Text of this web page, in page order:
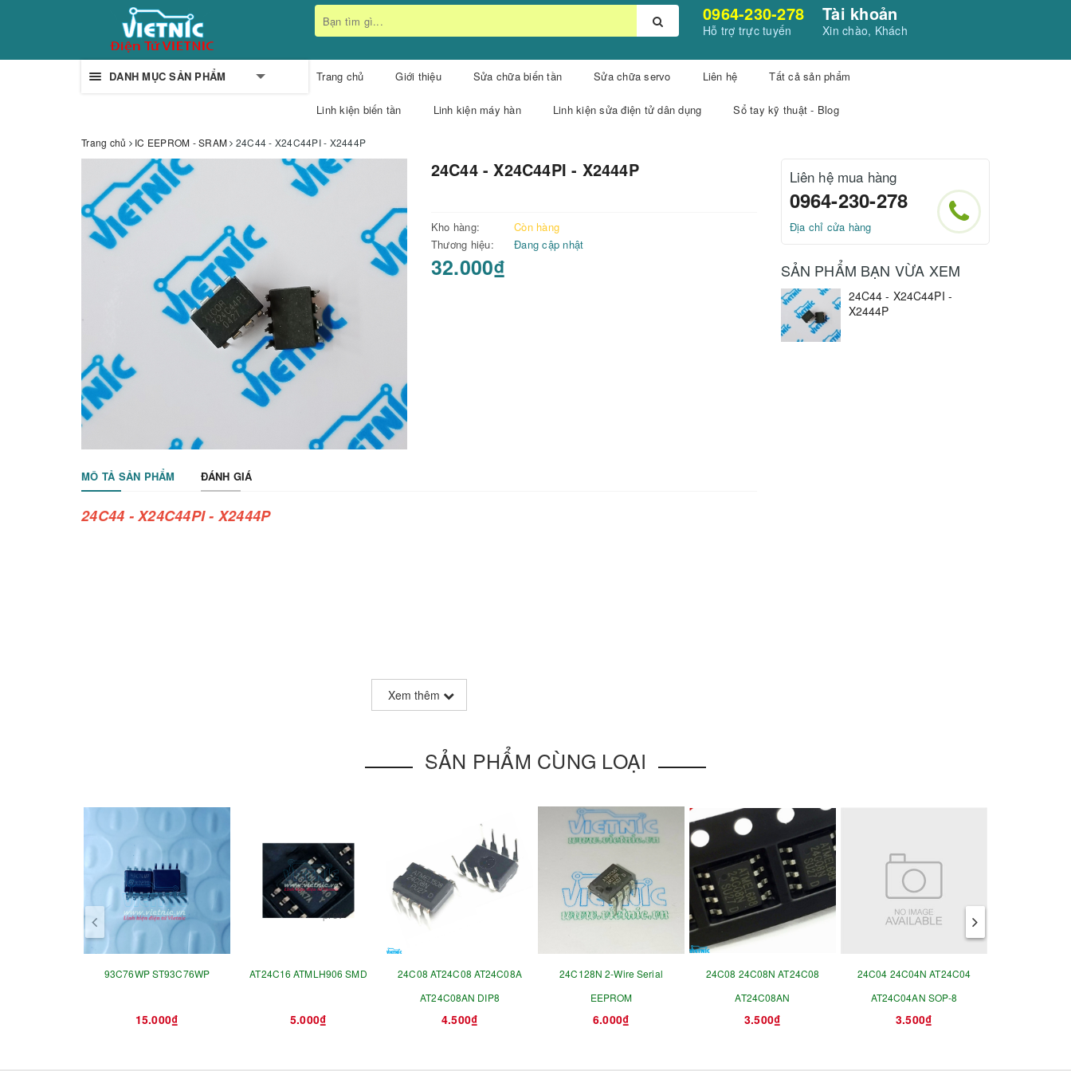
0964-230-278
Hỗ trợ trực tuyến
Tài khoản
Xin chào, Khách
DANH MỤC SẢN PHẨM Trang chủ Giới thiệu Sửa chữa biến tần Sửa chữa servo Liên hệ Tất cả sản phẩm
Linh kiện biến tần Linh kiện máy hàn Linh kiện sửa điện tử dân dụng Sổ tay kỹ thuật - Blog
Trang chủ IC EEPROM - SRAM 24C44 - X24C44PI - X2444P
24C44 - X24C44PI - X2444P
Kho hàng:
Còn hàng
Thương hiệu:
Đang cập nhật
32.000₫
MÔ TẢ SẢN PHẨM ĐÁNH GIÁ
24C44 - X24C44PI - X2444P
Xem thêm
Liên hệ mua hàng
0964-230-278
Địa chỉ cửa hàng
SẢN PHẨM BẠN VỪA XEM
24C44 - X24C44PI -
X2444P
SẢN PHẨM CÙNG LOẠI
93C76WP ST93C76WP
15.000₫
AT24C16 ATMLH906 SMD
5.000₫
24C08 AT24C08 AT24C08A
AT24C08AN DIP8
4.500₫
24C128N 2-Wire Serial
EEPROM
6.000₫
24C08 24C08N AT24C08
AT24C08AN
3.500₫
24C04 24C04N AT24C04
AT24C04AN SOP-8
3.500₫
prev